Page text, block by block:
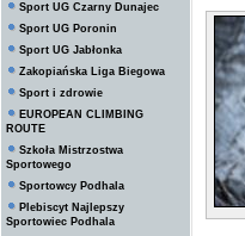
Sport UG Czarny Dunajec
Sport UG Poronin
Sport UG Jabłonka
Zakopiańska Liga Biegowa
Sport i zdrowie
EUROPEAN CLIMBING
ROUTE
Szkoła Mistrzostwa
Sportowego
Sportowcy Podhala
Plebiscyt Najlepszy
Sportowiec Podhala